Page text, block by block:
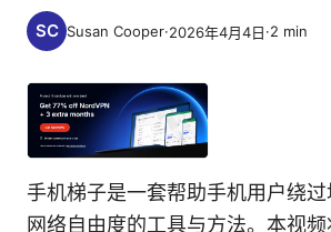
Susan Cooper·2026年4月4日·2 min
手机梯子是一套帮助手机用户绕
网络自由度的工具与方法。本视频